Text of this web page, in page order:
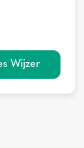
Wijzer